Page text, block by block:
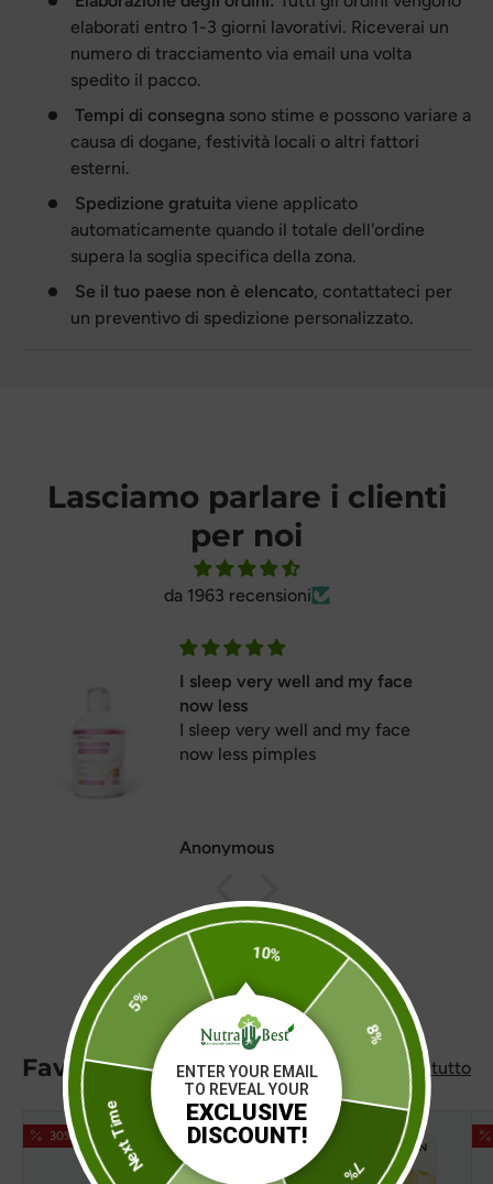
elaborati entro 1-3 giorni lavorativi. Riceverai un
numero di tracciamento via email una volta
spedito il pacco.
Tempi di consegna sono stime e possono variare a
causa di dogane, festività locali o altri fattori
esterni.
Spedizione gratuita viene applicato
automaticamente quando il totale dell'ordine
supera la soglia specifica della zona.
Se il tuo paese non è elencato, contattateci per
un preventivo di spedizione personalizzato.
Lasciamo parlare i clienti
per noi
da 1963 recensioni
Perfect
Perfect
Kiriakos K.
Favorite Brand: Visualizza tutto
30% spento 30% spento
ENTER YOUR EMAIL
TO REVEAL YOUR
EXCLUSIVE
DISCOUNT!